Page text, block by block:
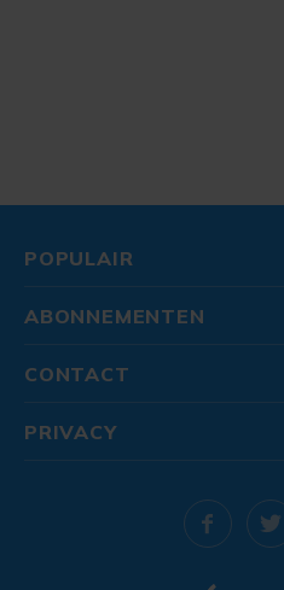
POPULAIR
ABONNEMENTEN
CONTACT
PRIVACY